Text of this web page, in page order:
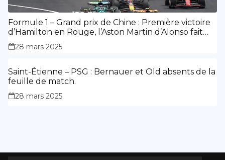
Formule 1 – Grand prix de Chine : Première victoire
d’Hamilton en Rouge, l’Aston Martin d’Alonso fait
des siennes.
28 mars 2025
Saint-Étienne – PSG : Bernauer et Old absents de la
feuille de match.
28 mars 2025